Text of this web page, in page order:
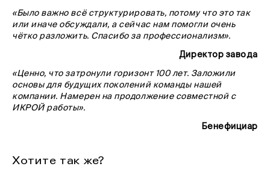
«Было важно всё структурировать, потому что это так
или иначе обсуждали, а сейчас нам помогли очень
чётко разложить. Спасибо за профессионализм».
Директор завода
«Ценно, что затронули горизонт 100 лет. Заложили
основы для будущих поколений команды нашей
компании. Намерен на продолжение совместной с
ИКРОЙ работы».
Бенефициар
Хотите так же?